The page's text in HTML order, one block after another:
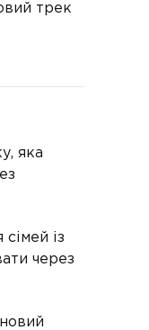
трек
яка
із
через